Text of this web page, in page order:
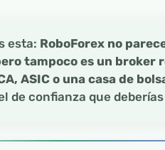
esta: RoboForex no
tampoco es un broker
ASIC o una casa de
de confianza que